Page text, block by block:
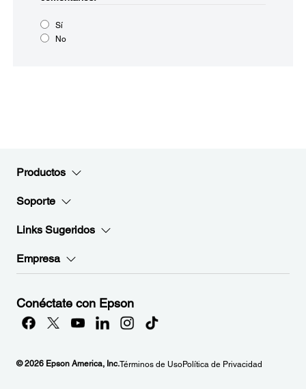
Sí
No
Productos
Soporte
Links Sugeridos
Empresa
Conéctate con Epson
© 2026 Epson America, Inc.Términos de UsoPolítica de Privacidad